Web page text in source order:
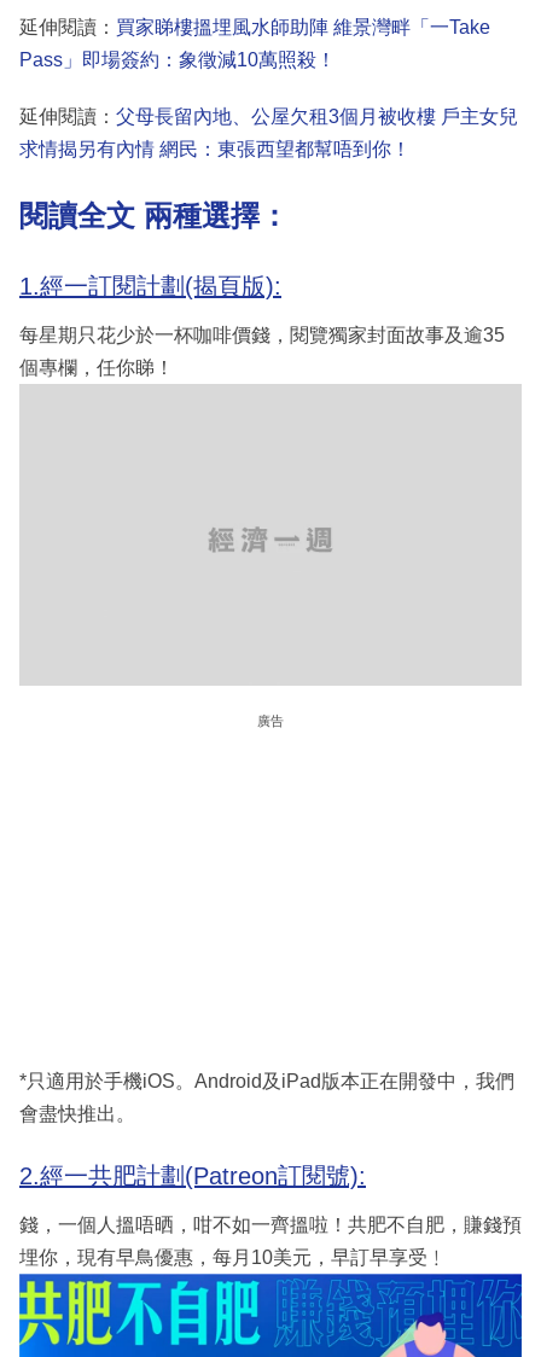
延伸閱讀： 買家睇樓搵埋風水師助陣 維景灣畔「一Take
Pass」即場簽約：象徵減10萬照殺！
延伸閱讀： 父母長留內地、公屋欠租3個月被收樓 戶主女兒
求情揭另有內情 網民：東張西望都幫唔到你！
閱讀全文 兩種選擇：
1.經一訂閱計劃(揭頁版):
每星期只花少於一杯咖啡價錢，閱覽獨家封面故事及逾35
個專欄，任你睇！
廣告
*只適用於手機iOS。Android及iPad版本正在開發中，我們
會盡快推出。
2.經一共肥計劃(Patreon訂閱號):
錢，一個人搵唔晒，咁不如一齊搵啦！共肥不自肥，賺錢預
埋你，現有早鳥優惠，每月10美元，早訂早享受﹗